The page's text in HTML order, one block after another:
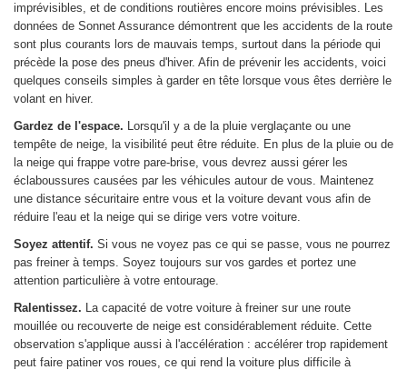
imprévisibles, et de conditions routières encore moins prévisibles. Les
données de Sonnet Assurance démontrent que les accidents de la route
sont plus courants lors de mauvais temps, surtout dans la période qui
précède la pose des pneus d'hiver. Afin de prévenir les accidents, voici
quelques conseils simples à garder en tête lorsque vous êtes derrière le
volant en hiver.
Gardez de l'espace. Lorsqu'il y a de la pluie verglaçante ou une
tempête de neige, la visibilité peut être réduite. En plus de la pluie ou de
la neige qui frappe votre pare-brise, vous devrez aussi gérer les
éclaboussures causées par les véhicules autour de vous. Maintenez
une distance sécuritaire entre vous et la voiture devant vous afin de
réduire l'eau et la neige qui se dirige vers votre voiture.
Soyez attentif. Si vous ne voyez pas ce qui se passe, vous ne pourrez
pas freiner à temps. Soyez toujours sur vos gardes et portez une
attention particulière à votre entourage.
Ralentissez. La capacité de votre voiture à freiner sur une route
mouillée ou recouverte de neige est considérablement réduite. Cette
observation s'applique aussi à l'accélération : accélérer trop rapidement
peut faire patiner vos roues, ce qui rend la voiture plus difficile à